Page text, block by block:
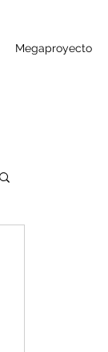
Megaproyecto